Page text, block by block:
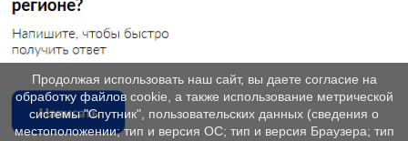
Продолжая использовать наш сайт, вы даете согласие на
обработку файлов cookie, а также использование метрической
системы "Спутник", пользовательских данных (сведения о
местоположении; тип и версия ОС; тип и версия Браузера; тип